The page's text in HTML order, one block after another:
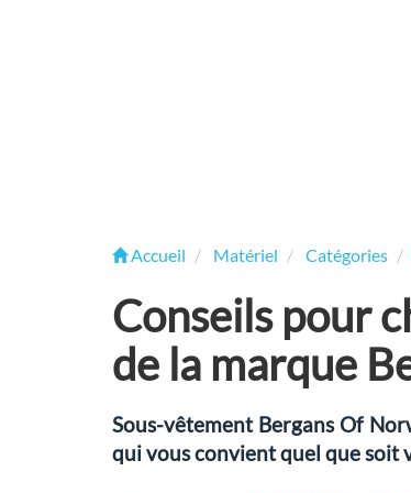
Accueil Matériel Catégories
Conseils pour
de la marque
Sous-vêtement Bergans Of
qui vous convient quel que soit